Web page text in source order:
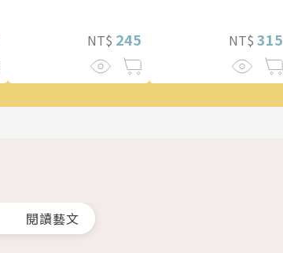
NT$ 245 NT$ 315
閱讀藝文